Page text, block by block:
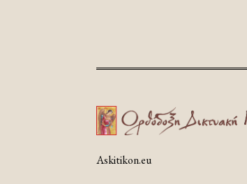
Askitikon.eu